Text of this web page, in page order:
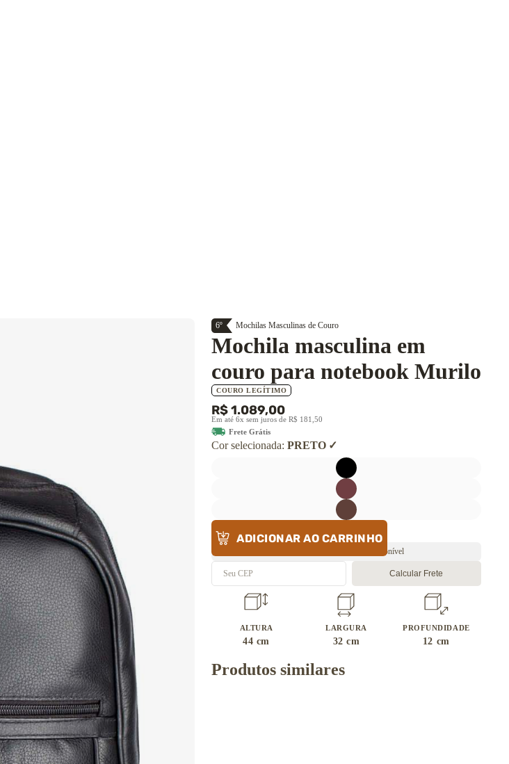
6º Mochilas Masculinas de Couro
Mochila masculina em
couro para notebook Murilo
COURO LEGÍTIMO
R$ 1.089,00
Em até 6x sem juros de R$ 181,50
Frete Grátis
Cor selecionada: PRETO
ADICIONAR AO CARRINHO
Envio rápido ⚡️ Estoque disponível
Calcular Frete
ALTURA
44 cm
LARGURA
32cm
PROFUNDIDADE
12 cm
Produtos similares